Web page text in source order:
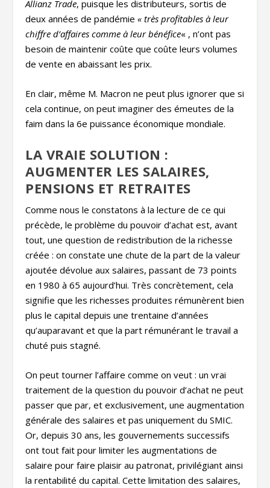
Allianz Trade, puisque les distributeurs, sortis de
deux années de pandémie« très profitables à leur
chiffre d’affaires comme à leur bénéfice« , n’ont pas
besoin de maintenir coûte que coûte leurs volumes
de vente en abaissant les prix.
En clair, même M. Macron ne peut plus ignorer que si
cela continue, on peut imaginer des émeutes de la
faim dans la 6e puissance économique mondiale.
LA VRAIE SOLUTION :
AUGMENTER LES SALAIRES,
PENSIONS ET RETRAITES
Comme nous le constatons à la lecture de ce qui
précède, le problème du pouvoir d’achat est, avant
tout, une question de redistribution de la richesse
créée : on constate une chute de la part de la valeur
ajoutée dévolue aux salaires, passant de 73 points
en 1980 à 65 aujourd’hui. Très concrètement, cela
signifie que les richesses produites rémunèrent bien
plus le capital depuis une trentaine d’années
qu’auparavant et que la part rémunérant le travail a
chuté puis stagné.
On peut tourner l’affaire comme on veut : un vrai
traitement de la question du pouvoir d’achat ne peut
passer que par, et exclusivement, une augmentation
générale des salaires et pas uniquement du SMIC.
Or, depuis 30 ans, les gouvernements successifs
ont tout fait pour limiter les augmentations de
salaire pour faire plaisir au patronat, privilégiant ainsi
la rentabilité du capital. Cette limitation des salaires,